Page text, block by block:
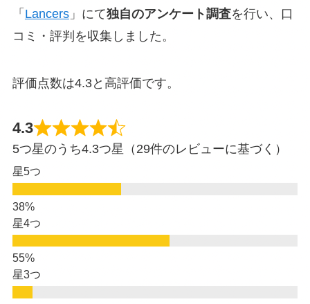
「 Lancers」にて独自のアンケート調査を行い、口
コミ・評判を収集しました。
評価点数は4.3と高評価です。
4.3
5つ星のうち4.3つ星（29件のレビューに基づく）
星5つ
星4つ
星3つ